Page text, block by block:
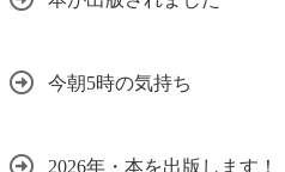
今朝5時の気持ち
2026年・本を出版します！